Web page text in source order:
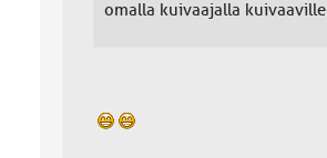
omalla kuivaajalla kuivaaville